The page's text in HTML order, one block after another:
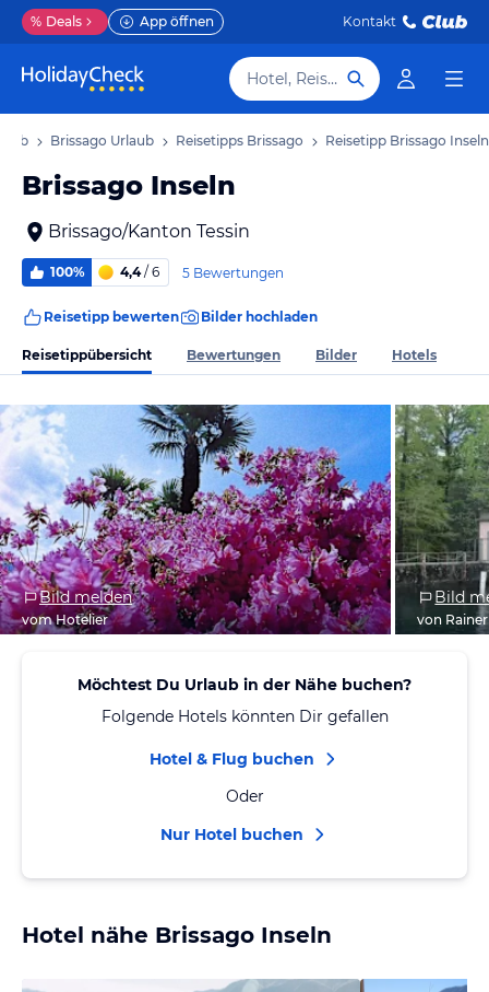
% Deals App öffnen Kontakt
Hotel, Reiseziel
Brissago Urlaub Reisetipps Brissago Reisetipp Brissago Inseln
Brissago Inseln
Brissago/Kanton Tessin
100% 4,4/ 6 5 Bewertungen
Reisetipp bewerten Bilder hochladen
Reisetippübersicht Bewertungen Bilder Hotels
Bild melden
vom Hotelier
Bild
von Rainer
Möchtest Du Urlaub in der Nähe buchen?
Folgende Hotels könnten Dir gefallen
Hotel & Flug buchen
Oder
Nur Hotel buchen
Hotel nähe Brissago Inseln